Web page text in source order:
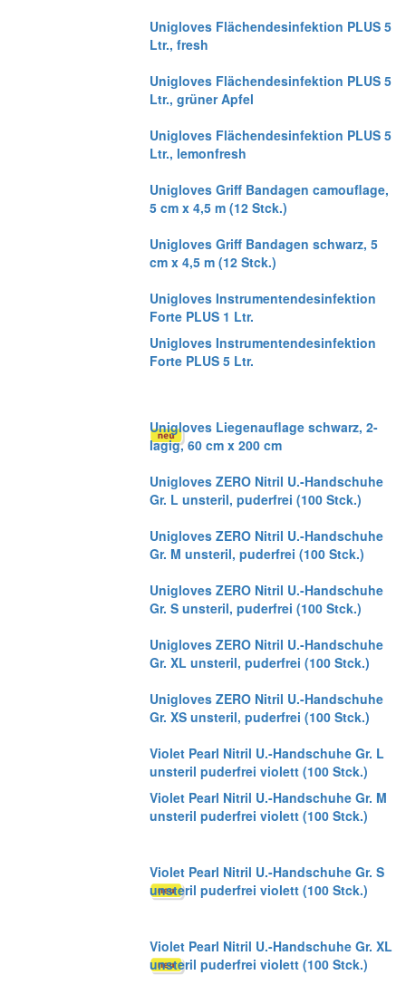
Unigloves Flächendesinfektion PLUS 5
Ltr., fresh
Unigloves Flächendesinfektion PLUS 5
Ltr., grüner Apfel
Unigloves Flächendesinfektion PLUS 5
Ltr., lemonfresh
Unigloves Griff Bandagen camouflage,
5 cm x 4,5 m (12 Stck.)
Unigloves Griff Bandagen schwarz, 5
cm x 4,5 m (12 Stck.)
Unigloves Instrumentendesinfektion
Forte PLUS 1 Ltr.
Unigloves Instrumentendesinfektion
Forte PLUS 5 Ltr.
Unigloves Liegenauflage schwarz, 2-
lagig, 60 cm x 200 cm
Unigloves ZERO Nitril U.-Handschuhe
Gr. L unsteril, puderfrei (100 Stck.)
Unigloves ZERO Nitril U.-Handschuhe
Gr. M unsteril, puderfrei (100 Stck.)
Unigloves ZERO Nitril U.-Handschuhe
Gr. S unsteril, puderfrei (100 Stck.)
Unigloves ZERO Nitril U.-Handschuhe
Gr. XL unsteril, puderfrei (100 Stck.)
Unigloves ZERO Nitril U.-Handschuhe
Gr. XS unsteril, puderfrei (100 Stck.)
Violet Pearl Nitril U.-Handschuhe Gr. L
unsteril puderfrei violett (100 Stck.)
Violet Pearl Nitril U.-Handschuhe Gr. M
unsteril puderfrei violett (100 Stck.)
Violet Pearl Nitril U.-Handschuhe Gr. S
unsteril puderfrei violett (100 Stck.)
Violet Pearl Nitril U.-Handschuhe Gr. XL
unsteril puderfrei violett (100 Stck.)